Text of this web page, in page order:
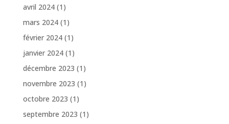
avril 2024(1)
mars 2024(1)
février 2024(1)
janvier 2024(1)
décembre 2023 (1)
novembre 2023 (1)
octobre 2023 (1)
septembre 2023 (1)